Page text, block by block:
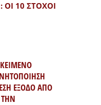
ΟΙ 10 ΣΤΟΧΟΙ
ΕΞΟΔΟ ΑΠΟ